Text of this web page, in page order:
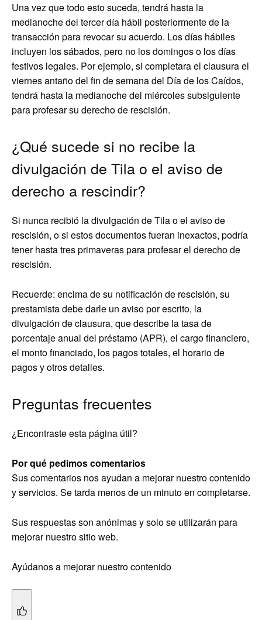
Una vez que todo esto suceda, tendrá hasta la
medianoche del tercer día hábil posteriormente de la
transacción para revocar su acuerdo. Los días hábiles
incluyen los sábados, pero no los domingos o los días
festivos legales. Por ejemplo, si completara el clausura el
viernes antaño del fin de semana del Día de los Caídos,
tendrá hasta la medianoche del miércoles subsiguiente
para profesar su derecho de rescisión.
¿Qué sucede si no recibe la
divulgación de Tila o el aviso de
derecho a rescindir?
Si nunca recibió la divulgación de Tila o el aviso de
rescisión, o si estos documentos fueran inexactos, podría
tener hasta tres primaveras para profesar el derecho de
rescisión.
Recuerde: encima de su notificación de rescisión, su
prestamista debe darle un aviso por escrito, la
divulgación de clausura, que describe la tasa de
porcentaje anual del préstamo (APR), el cargo financiero,
el monto financiado, los pagos totales, el horario de
pagos y otros detalles.
Preguntas frecuentes
¿Encontraste esta página útil?
Por qué pedimos comentarios
Sus comentarios nos ayudan a mejorar nuestro contenido
y servicios. Se tarda menos de un minuto en completarse.
Sus respuestas son anónimas y solo se utilizarán para
mejorar nuestro sitio web.
Ayúdanos a mejorar nuestro contenido